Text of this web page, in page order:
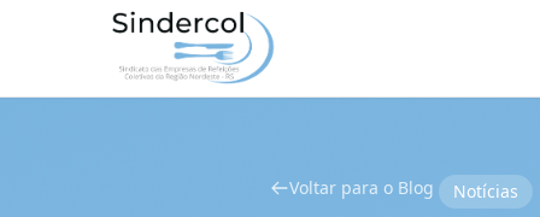
Voltar para o Blog Notícias